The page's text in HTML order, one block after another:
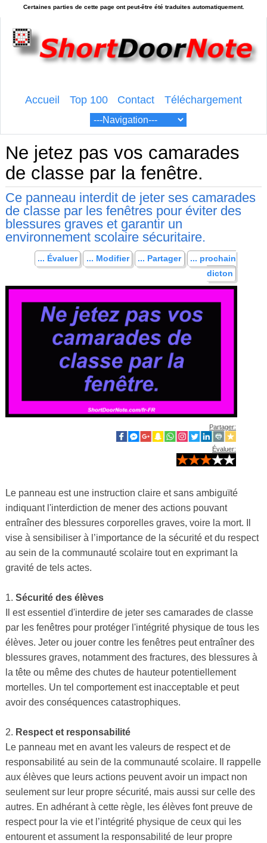
Accueil Top 100 Contact Téléchargement
Ne jetez pas vos camarades
de classe par la fenêtre.
Ce panneau interdit de jeter ses camarades
de classe par les fenêtres pour éviter des
blessures graves et garantir un
environnement scolaire sécuritaire.
... Évaluer ... Modifier ... Partager
... prochain
dicton
Partager:
Évaluer:
Le panneau est une instruction claire et sans ambiguïté
indiquant l'interdiction de mener des actions pouvant
entraîner des blessures corporelles graves, voire la mort. Il
vise à sensibiliser à l’importance de la sécurité et du respect
au sein de la communauté scolaire tout en exprimant la
gravité de tels actes.
1. Sécurité des élèves
Il est essentiel d'interdire de jeter ses camarades de classe
par les fenêtres pour protéger l'intégrité physique de tous les
élèves. Jeter ou jouer contre les fenêtres peut entraîner des
blessures graves, notamment des fractures, des blessures à
la tête ou même des chutes de hauteur potentiellement
mortelles. Un tel comportement est inacceptable et peut
avoir des conséquences catastrophiques.
2. Respect et responsabilité
Le panneau met en avant les valeurs de respect et de
responsabilité au sein de la communauté scolaire. Il rappelle
aux élèves que leurs actions peuvent avoir un impact non
seulement sur leur propre sécurité, mais aussi sur celle des
autres. En adhérant à cette règle, les élèves font preuve de
respect pour la vie et l’intégrité physique de ceux qui les
entourent et assument la responsabilité de leur propre